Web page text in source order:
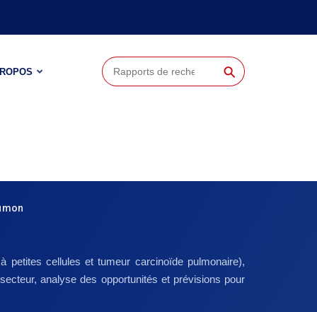
⚲
cellules et tumeur carcinoïde pulmonaire),
analyse des opportunités et prévisions pour